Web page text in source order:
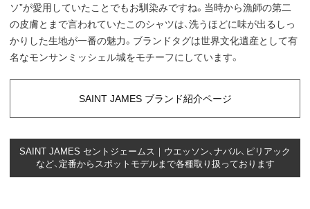
ソ”が愛用していたことでもお馴染みですね。当時から漁師の第二
の皮膚とまで言われていたこのシャツは、洗うほどに味が出るしっ
かりした生地が一番の魅力。ブランドタグは世界文化遺産として有
名なモンサンミッシェル城をモチーフにしています。
SAINT JAMES ブランド紹介ページ
SAINT JAMES セントジェームス｜ウエッソン、ナバル、ピリアック
など、定番からスポットモデルまで各種取り扱っております